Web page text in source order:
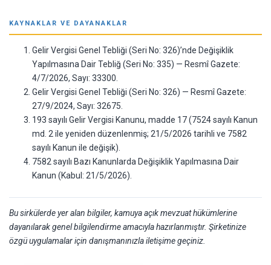
KAYNAKLAR VE DAYANAKLAR
Gelir Vergisi Genel Tebliği (Seri No: 326)’nde Değişiklik
Yapılmasına Dair Tebliğ (Seri No: 335) — Resmî Gazete:
4/7/2026, Sayı: 33300.
Gelir Vergisi Genel Tebliği (Seri No: 326) — Resmî Gazete:
27/9/2024, Sayı: 32675.
193 sayılı Gelir Vergisi Kanunu, madde 17 (7524 sayılı Kanun
md. 2 ile yeniden düzenlenmiş; 21/5/2026 tarihli ve 7582
sayılı Kanun ile değişik).
7582 sayılı Bazı Kanunlarda Değişiklik Yapılmasına Dair
Kanun (Kabul: 21/5/2026).
Bu sirkülerde yer alan bilgiler, kamuya açık mevzuat hükümlerine
dayanılarak genel bilgilendirme amacıyla hazırlanmıştır. Şirketinize
özgü uygulamalar için danışmanınızla iletişime geçiniz.